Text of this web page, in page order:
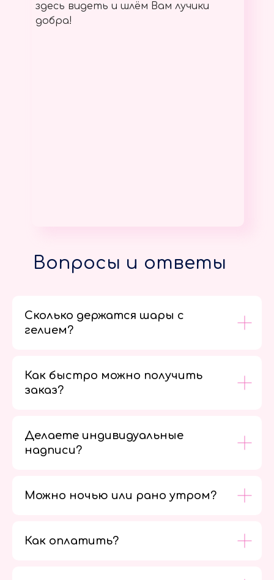
здесь видеть и шлём Вам лучики
добра!
Вопросы и ответы
Сколько держатся шары с
гелием?
Как быстро можно получить
заказ?
Делаете индивидуальные
надписи?
Можно ночью или рано утром?
Как оплатить?